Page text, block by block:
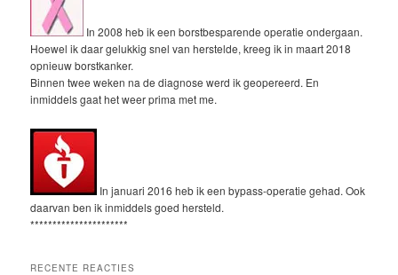
In 2008 heb ik een borstbesparende operatie ondergaan.
Hoewel ik daar gelukkig snel van herstelde, kreeg ik in maart 2018
opnieuw borstkanker.
Binnen twee weken na de diagnose werd ik geopereerd. En
inmiddels gaat het weer prima met me.
In januari 2016 heb ik een bypass-operatie gehad. Ook
daarvan ben ik inmiddels goed hersteld.
**********************
RECENTE REACTIES